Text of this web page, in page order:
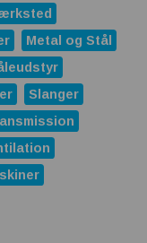
Metal og Stål
Slanger